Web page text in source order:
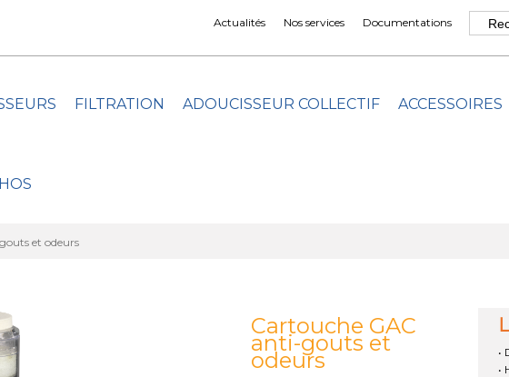
Actualités Nos services Documentations
FILTRATION ADOUCISSEUR COLLECTIF ACCESSOIRES
et odeurs
Cartouche GAC
anti-gouts et
odeurs
•
•